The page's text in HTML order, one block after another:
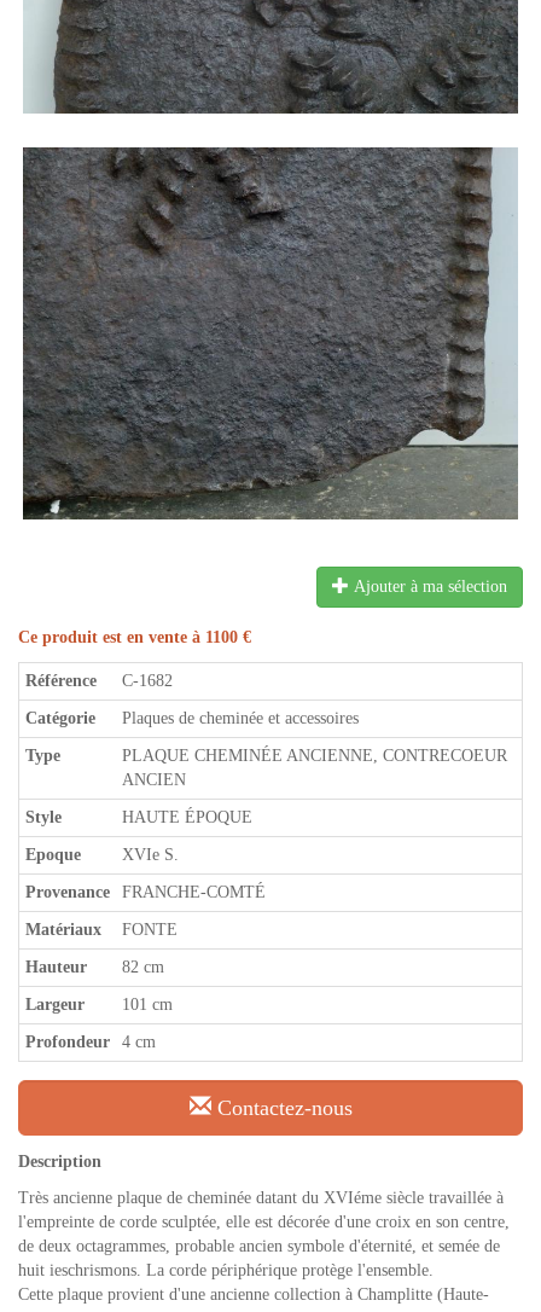
Ajouter à ma sélection
Ce produit est en vente à 1100 €
Référence C-1682
Catégorie Plaques de cheminée et accessoires
Type
PLAQUE CHEMINÉE ANCIENNE, CONTRECOEUR
ANCIEN
Style HAUTE ÉPOQUE
Epoque XVIe S.
Provenance FRANCHE-COMTÉ
Matériaux FONTE
Hauteur 82 cm
Largeur 101 cm
Profondeur 4 cm
Contactez-nous
Description
Très ancienne plaque de cheminée datant du XVIéme siècle travaillée à
l'empreinte de corde sculptée, elle est décorée d'une croix en son centre,
de deux octagrammes, probable ancien symbole d'éternité, et semée de
huit ieschrismons. La corde périphérique protège l'ensemble.
Cette plaque provient d'une ancienne collection à Champlitte (Haute-